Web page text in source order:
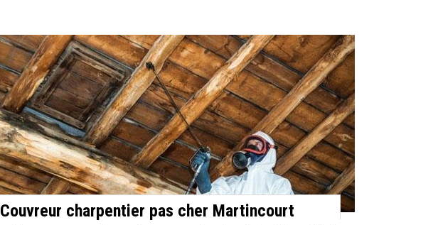
Couvreur charpentier pas cher Martincourt